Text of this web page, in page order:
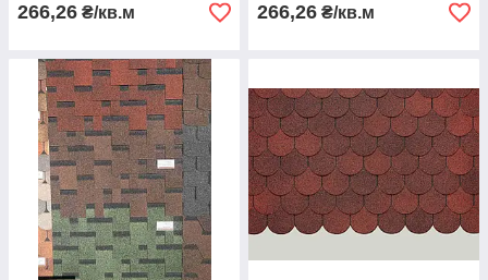
266,26 ₴/кв.м 266,26 ₴/кв.м